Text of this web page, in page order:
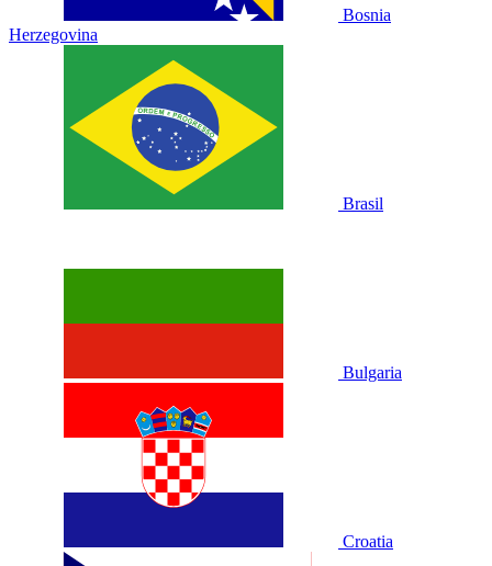
Bosnia
Herzegovina
Brasil
Bulgaria
Croatia